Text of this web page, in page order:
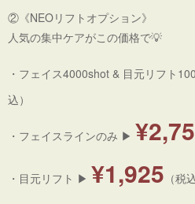
②《NEOリフトオプション》
人気の集中ケアがこの価格で💡
・フェイス4000shot & 目元リフト
込）
・フェイスラインのみ ▶
・目元リフト ▶ ¥1,925 （税